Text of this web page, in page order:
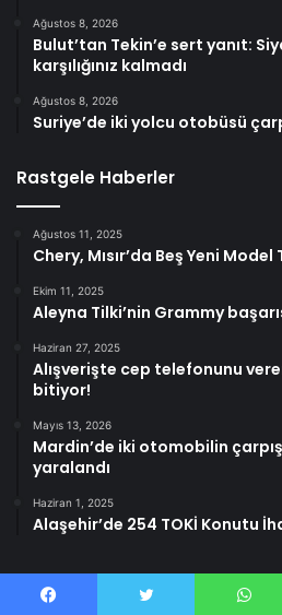
Ağustos 8, 2026
Bulut’tan Tekin’e sert yanıt:
karşılığınız kalmadı
Ağustos 8, 2026
Suriye’de iki yolcu otobüsü
Rastgele Haberler
Ağustos 11, 2025
Chery, Mısır’da Beş Yeni Model
Ekim 11, 2025
Aleyna Tilki’nin Grammy
Haziran 27, 2025
Alışverişte cep telefonunu
bitiyor!
Mayıs 13, 2026
Mardin’de iki otomobilin
yaralandı
Haziran 1, 2025
Alaşehir’de 254 TOKİ Konutu